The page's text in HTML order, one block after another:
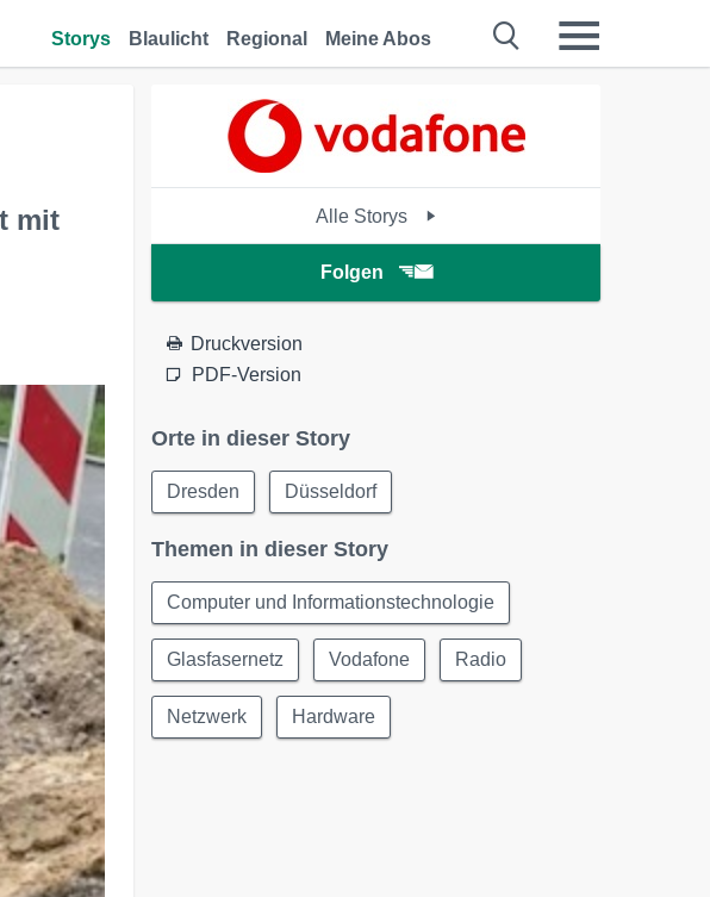
Storys Blaulicht Regional Meine Abos
mit
Alle Storys
Folgen
Druckversion
PDF-Version
Orte in dieser Story
Dresden Düsseldorf
Themen in dieser Story
Computer und Informationstechnologie
Glasfasernetz Vodafone Radio
Netzwerk Hardware